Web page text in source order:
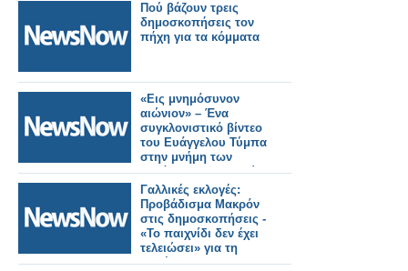
Πού βάζουν τρεις
δημοσκοπήσεις τον
πήχη για τα κόμματα
«Εις μνημόσυνον
αιώνιον» – Ένα
συγκλονιστικό βίντεο
του Ευάγγελου Τύμπα
στην μνήμη των
θυμάτων των Τεμπών
(φωτό-βίντεο)
Γαλλικές εκλογές:
Προβάδισμα Μακρόν
στις δημοσκοπήσεις -
«Το παιχνίδι δεν έχει
τελειώσει» για τη
Λεπέν